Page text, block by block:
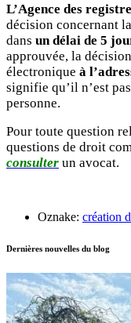
L’Agence des
décision concernant
dans un délai de 5
approuvée, la
électronique à
signifie qu’il n’est
personne.
Pour toute question
questions de droit
consulter un avocat.
Oznake: création
Dernières nouvelles du blog